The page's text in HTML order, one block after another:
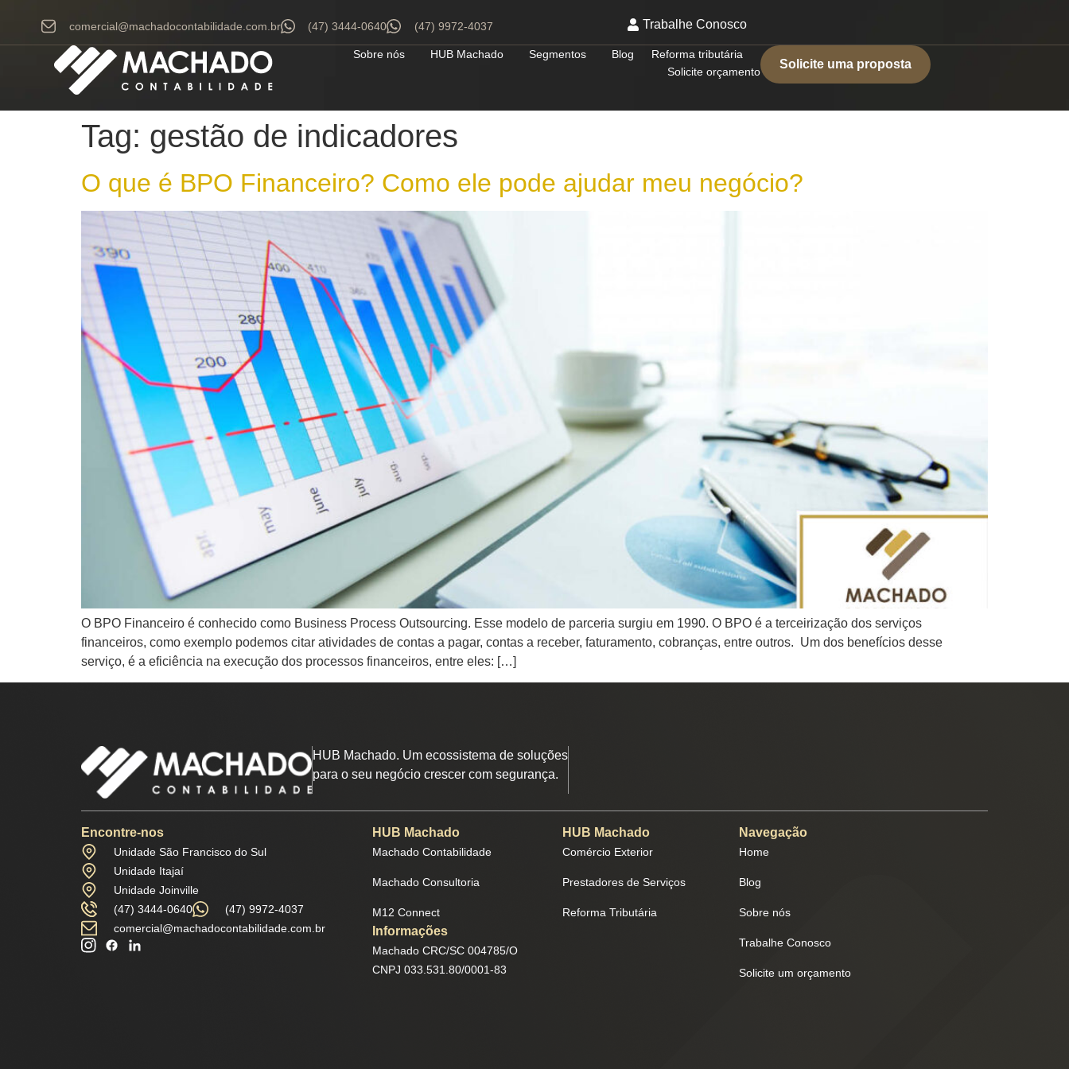
comercial@machadocontabilidade.com.br (47) 3444-0640 (47) 9972-4037 Trabalhe Conosco
Sobre nós HUB Machado Segmentos Blog
Reforma tributária
Solicite orçamento
Solicite uma proposta
Tag: gestão de indicadores
O que é BPO Financeiro? Como ele pode ajudar meu negócio?
O BPO Financeiro é conhecido como Business Process Outsourcing. Esse modelo de parceria surgiu em 1990. O BPO é a terceirização dos serviços
financeiros, como exemplo podemos citar atividades de contas a pagar, contas a receber, faturamento, cobranças, entre outros. Um dos benefícios desse
serviço, é a eficiência na execução dos processos financeiros, entre eles: […]
HUB Machado. Um ecossistema de soluções
para o seu negócio crescer com segurança.
Encontre-nos
Unidade São Francisco do Sul
Unidade Itajaí
Unidade Joinville
(47) 3444-0640
(47) 9972-4037
comercial@machadocontabilidade.com.br
HUB Machado
Machado Contabilidade
Machado Consultoria
M12 Connect
Informações
Machado CRC/SC 004785/O
CNPJ 033.531.80/0001-83
HUB Machado
Comércio Exterior
Prestadores de Serviços
Reforma Tributária
Navegação
Home
Blog
Sobre nós
Trabalhe Conosco
Solicite um orçamento